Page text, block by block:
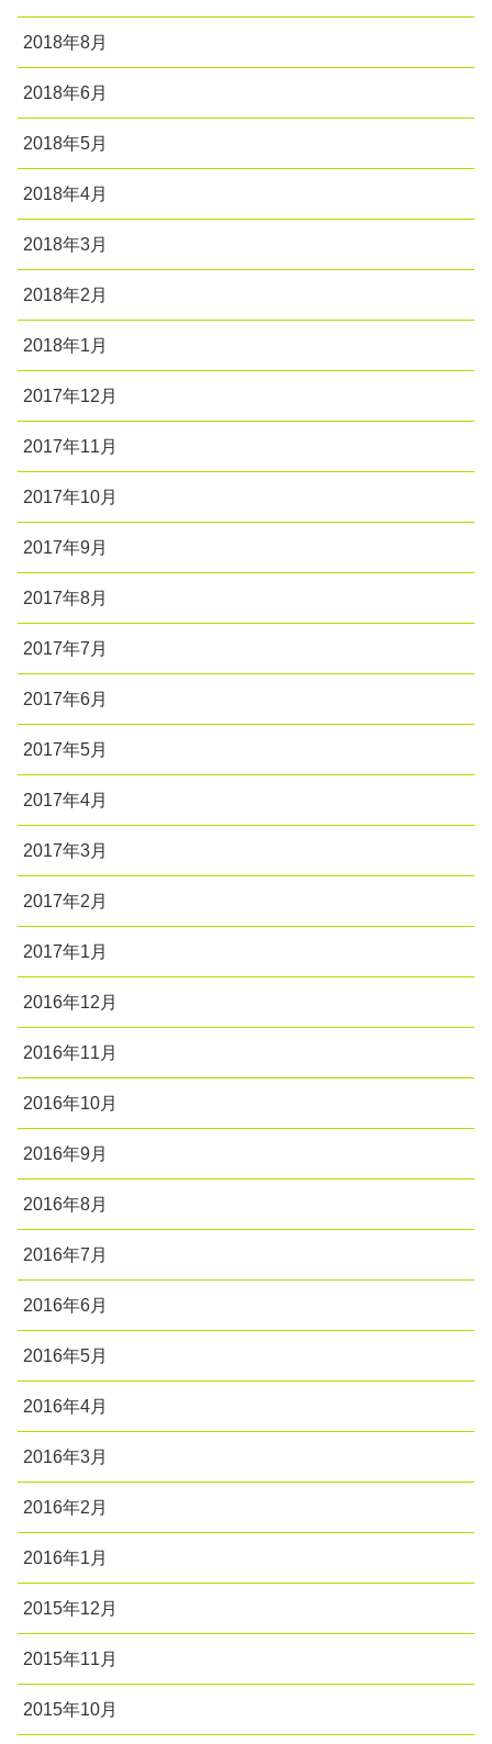
2018年8月
2018年6月
2018年5月
2018年4月
2018年3月
2018年2月
2018年1月
2017年12月
2017年11月
2017年10月
2017年9月
2017年8月
2017年7月
2017年6月
2017年5月
2017年4月
2017年3月
2017年2月
2017年1月
2016年12月
2016年11月
2016年10月
2016年9月
2016年8月
2016年7月
2016年6月
2016年5月
2016年4月
2016年3月
2016年2月
2016年1月
2015年12月
2015年11月
2015年10月